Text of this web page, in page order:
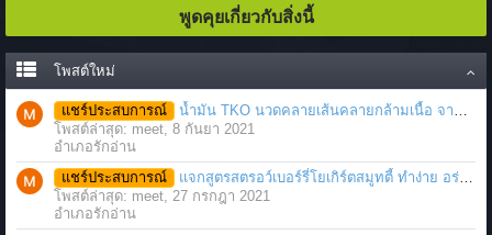
พูดคุยเกี่ยวกับสิ่งนี้
โพสต์ใหม่
แชร์ประสบการณ์
น้ำมัน TKO นวดคลายเส้นคลายกล้ามเนื้อ จากภาวะตึงหรือเคล็ด บาดเจ็บ ได้อย่างฉับพลัน
โพสต์ล่าสุด: meet, 8 กันยา 2021
อำเภอรักอ่าน
แชร์ประสบการณ์
แจกสูตรสตรอว์เบอร์รี่โยเกิร์ตสมูทตี้ ทำง่าย อร่อย แค่มีเครื่องปั่นน้ำผลไม้
โพสต์ล่าสุด: meet, 27 กรกฎา 2021
อำเภอรักอ่าน